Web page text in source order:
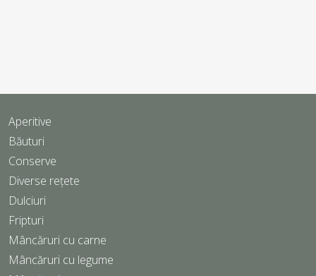
Aperitive
Băuturi
Conserve
Diverse rețete
Dulciuri
Fripturi
Mâncăruri cu carne
Mâncăruri cu legume